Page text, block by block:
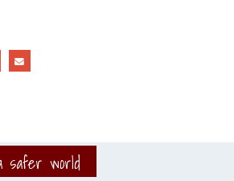
safer world